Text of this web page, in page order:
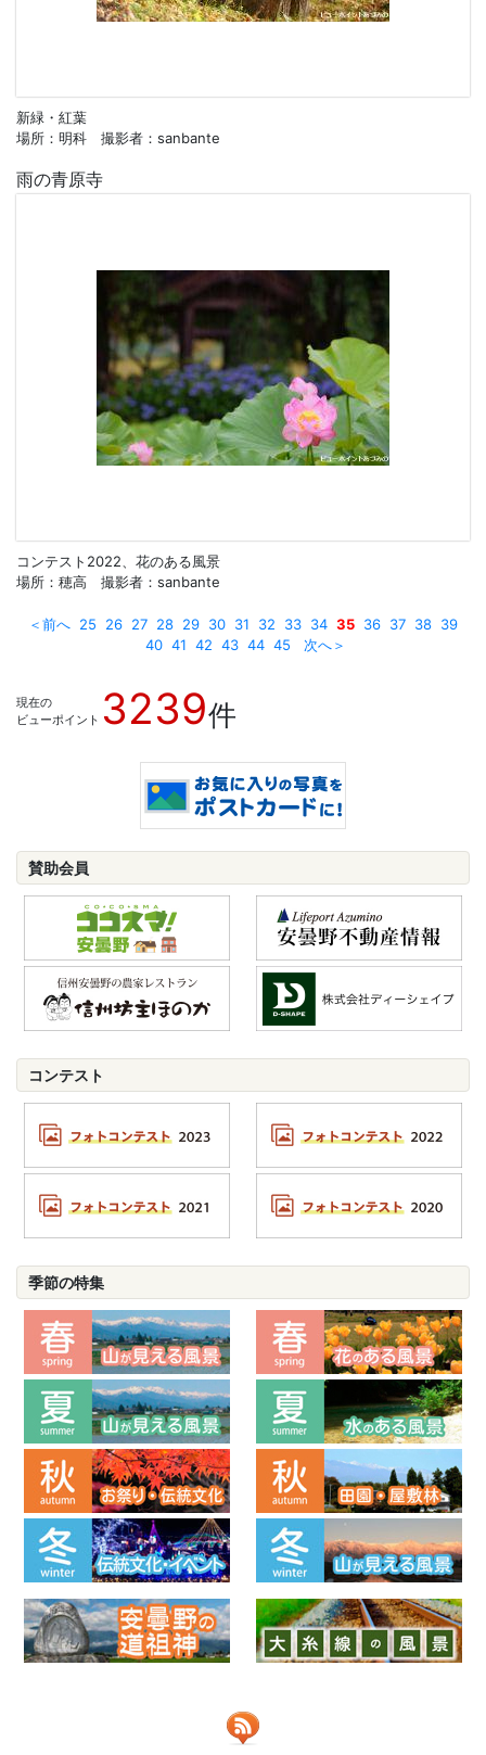
新緑・紅葉
場所：明科 撮影者：sanbante
雨の青原寺
コンテスト2022、花のある風景
場所：穂高 撮影者：sanbante
＜前へ 25 26 27 28 29 30 31 32 33 34 35 36 37 38 39
40 41 42 43 44 45 次へ＞
現在の
ビューポイント 3239件
賛助会員
コンテスト
季節の特集